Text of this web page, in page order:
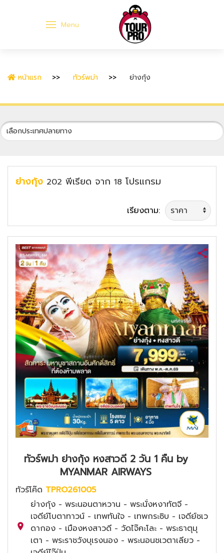
Menu
หน้าแรก ทัวร์พม่า ย่างกุ้ง
ค้นหาทัวร์
ย่างกุ้ง 202 พีเรียด จาก 18 โปรแกรม
เรียงตาม:
ทัวร์พม่า ย่างกุ้ง หงสาวดี 2 วัน 1 คืน by
MYANMAR AIRWAYS
ทัวร์โค๊ด TPRO261005
ย่างกุ้ง - พระนอนตาหวาน - พระนั่งหงาทัตจี -
เจดีย์โบตาทาวน์ - เทพทันใจ - เทพกระซิบ - เจดีย์ชเว
ดากอง - เมืองหงสาวดี - วัดไจ๊คะโละ - พระธาตุมุ
เตา - พระราชวังบุเรงนอง - พระนอนชเวตาเลียว -